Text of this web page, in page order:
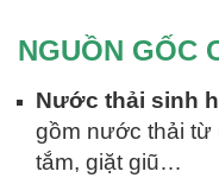
NGUỒN GỐC
Nước thải sinh
gồm nước thải từ
tắm, giặt giũ…